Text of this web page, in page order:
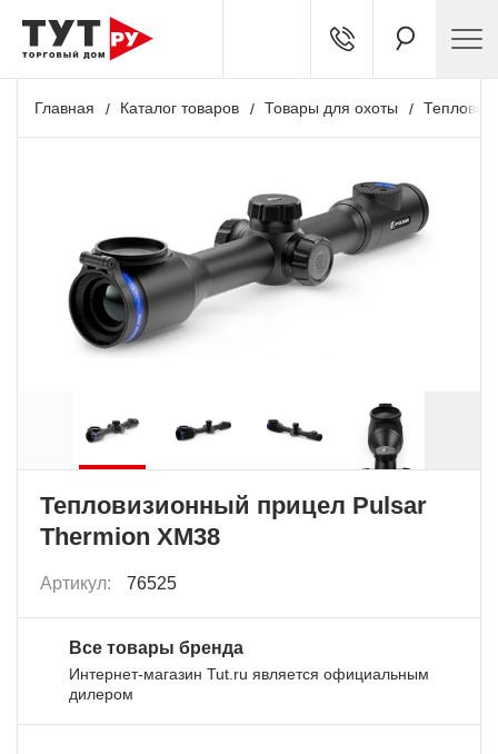
Главная Каталог товаров Товары для охоты
Тепловизионный прицел Pulsar
Thermion XM38
Артикул: 76525
Все товары бренда
Интернет-магазин Tut.ru является официальным
дилером